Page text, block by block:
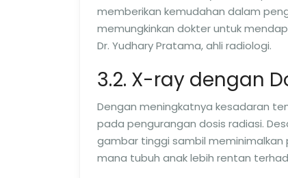
memberikan kemudahan dalam
memungkinkan dokter untuk
Dr. Yudhary Pratama, ahli radiologi.
3.2. X-ray dengan
Dengan meningkatnya kesadaran
pada pengurangan dosis radiasi.
gambar tinggi sambil meminimalkan
mana tubuh anak lebih rentan